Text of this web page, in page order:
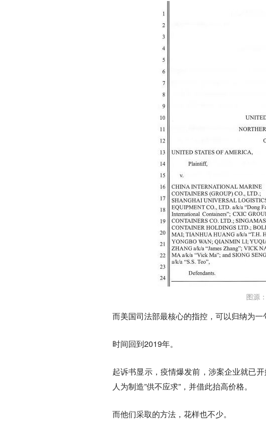
图源
而美国司法部最核心的指控，可以归纳为一
时间回到2019年。
起诉书显示，疫情爆发前，涉案企业就已
人为制造”供不应求”，并借此抬高价格。
而他们采取的方法，花样也不少。